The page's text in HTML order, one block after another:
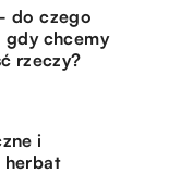
do czego
gdy chcemy
rzeczy?
i
herbat